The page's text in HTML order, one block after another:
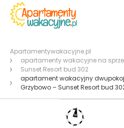
Apartamentywakacyjne.pl
apartamenty wakacyjne na
Sunset Resort bud 302
apartament wakacyjny
Grzybowo – Sunset Resort bud